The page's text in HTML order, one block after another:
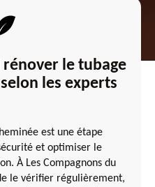
le tubage
les experts
est une étape
et optimiser le
À Les Compagnons du
le vérifier régulièrement,